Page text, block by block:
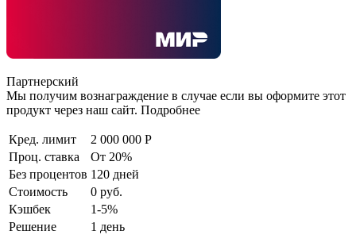
Партнерский
Мы получим вознаграждение в случае если вы оформите этот
продукт через наш сайт. Подробнее
Кред. лимит
2 000 000 Р
Проц. ставка
От 20%
Без процентов 120 дней
Стоимость
0 руб.
Кэшбек
1-5%
Решение
1 день